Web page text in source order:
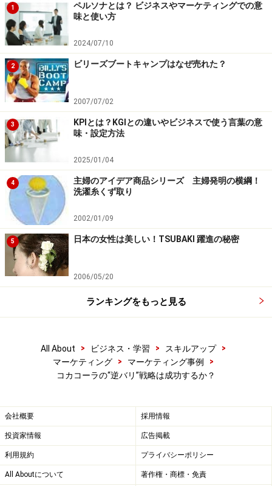
1
ペルソナとは？ ビジネスやマーケティングでの意
味と使い方
2024/07/10
2 ビリーズブートキャンプはなぜ売れた？
2007/07/02
3
KPIとは？KGIとの違いやビジネスで使う言葉の意
味・設定方法
2025/01/04
4
主婦のアイデア商品シリーズ 主婦発明の横綱！
洗濯糸くず取り
2002/01/09
5 日本の女性は美しい！TSUBAKI 躍進の秘密
2006/05/20
ランキングをもっと見る
All About > ビジネス・学習 > スキルアップ
>
マーケティング
> マーケティング事例
>
コカコーラの“逆バリ”戦略は成功するか？
会社概要 採用情報
投資家情報 広告掲載
利用規約 プライバシーポリシー
All Aboutについて 著作権・商標・免責